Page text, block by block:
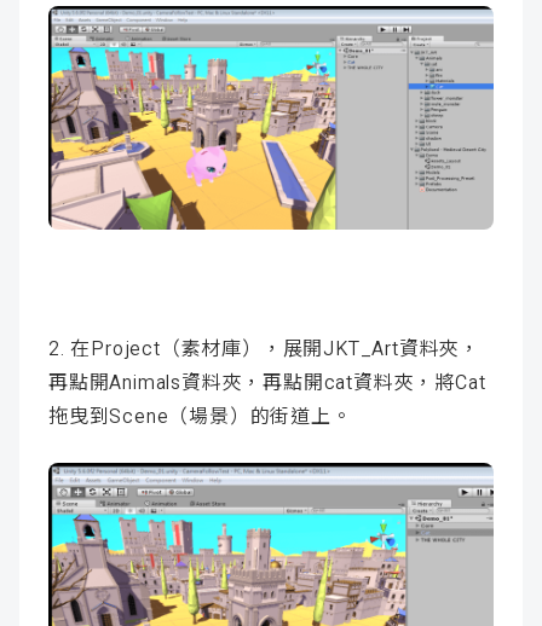
2. 在Project（素材庫），展開JKT_Art資料夾，
再點開Animals資料夾，再點開cat資料夾，將Cat
拖曳到Scene（場景）的街道上。